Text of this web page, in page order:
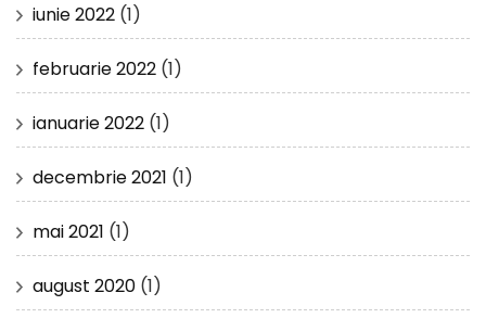
iunie 2022 (1)
februarie 2022 (1)
ianuarie 2022 (1)
decembrie 2021 (1)
mai 2021 (1)
august 2020 (1)